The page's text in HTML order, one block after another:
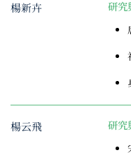
楊新卉 研究
楊云飛 研究